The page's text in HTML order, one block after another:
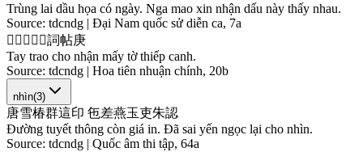
Trùng lai dầu họa có ngày. Nga mao xin nhận dấu này thấy nhau.
Source: tdcndg | Đại Nam quốc sử diễn ca, 7a
𢬣 𢭂 朱 認 𱥯詞帖庚
Tay trao cho nhận mấy tờ thiếp canh.
Source: tdcndg | Hoa tiên nhuận chính, 20b
nhìn(3)
唐雪椿群這印 㐌差燕玉吏朱認
Đường tuyết thông còn giá in. Đã sai yến ngọc lại cho nhìn.
Source: tdcndg | Quốc âm thi tập, 64a